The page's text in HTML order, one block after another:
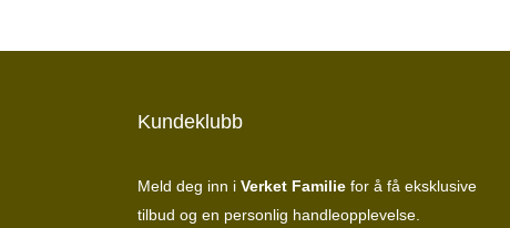
Kundeklubb
Meld deg inn i Verket Familie for å få eksklusive
tilbud og en personlig handleopplevelse.